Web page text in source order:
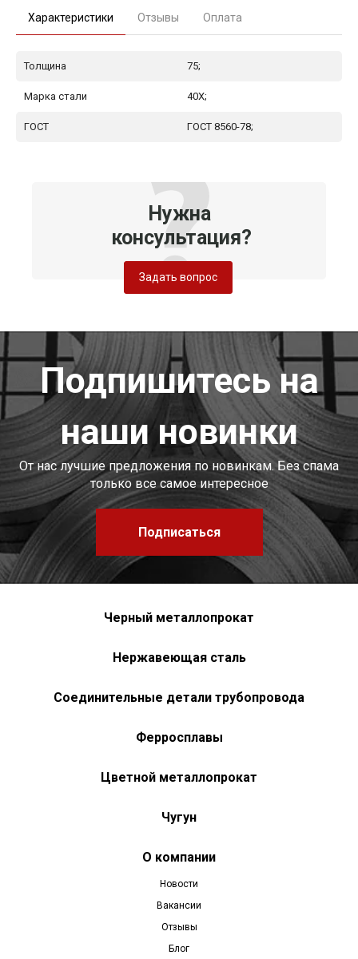
Характеристики Отзывы Оплата
Толщина 75;
Марка стали 40Х;
ГОСТ ГОСТ 8560-78;
Нужна
консультация?
Задать вопрос
Подпишитесь на
наши новинки
От нас лучшие предложения по новинкам. Без спама
только все самое интересное
Подписаться
Черный металлопрокат
Нержавеющая сталь
Соединительные детали трубопровода
Ферросплавы
Цветной металлопрокат
Чугун
О компании
Новости
Вакансии
Отзывы
Блог